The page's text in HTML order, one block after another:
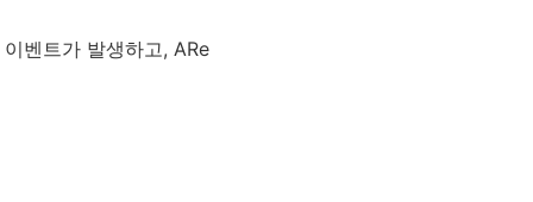
벤트가 발생하고, ARe